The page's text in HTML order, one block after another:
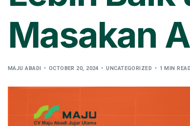
Masakan
MAJU ABADI OCTOBER 20, 2024 UNCATEGORIZED 1 MIN READ